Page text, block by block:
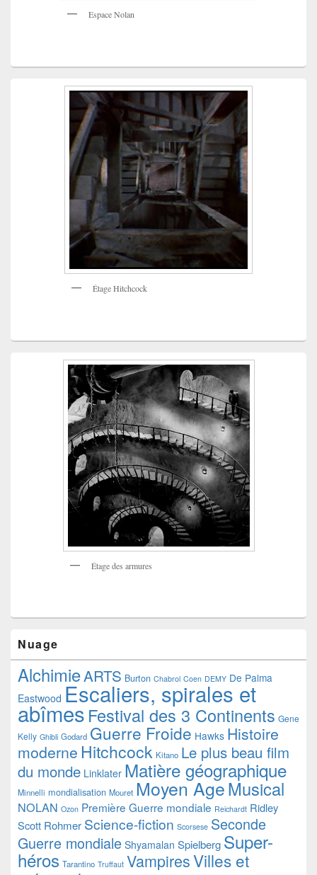
Espace Nolan
Étage Hitchcock
Étage des armures
Nuage
AlchimieARTS Burton Chabrol Coen DEMY De Palma
Eastwood Escaliers, spirales et
abîmes Festival des 3 Continents Gene
Kelly Ghibli Godard Guerre Froide Hawks Histoire
moderne Hitchcock Kitano Le plus beau film
du monde Linklater Matière géographique
Minnelli mondialisation Mouret Moyen AgeMusical
NOLAN Ozon Première Guerre mondiale Reichardt Ridley
Scott Rohmer Science-fiction Scorsese Seconde
Guerre mondiale Shyamalan Spielberg Super-
héros Tarantino Truffaut VampiresVilles et